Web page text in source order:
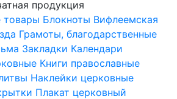
продукция
товары Блокноты Вифлеемская
Грамоты, благодарственные
Закладки Календари
Книги православные
Наклейки церковные
Плакат церковный